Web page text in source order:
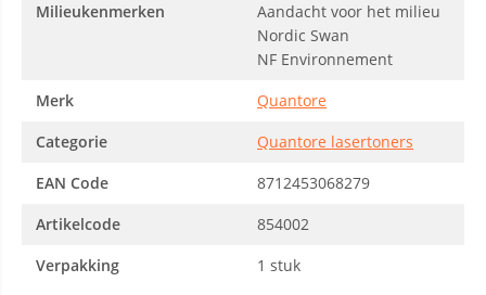
Milieukenmerken
Aandacht voor het milieu
Nordic Swan
NF Environnement
Merk
Quantore
Categorie
Quantore lasertoners
EAN Code
8712453068279
Artikelcode
854002
Verpakking
1 stuk